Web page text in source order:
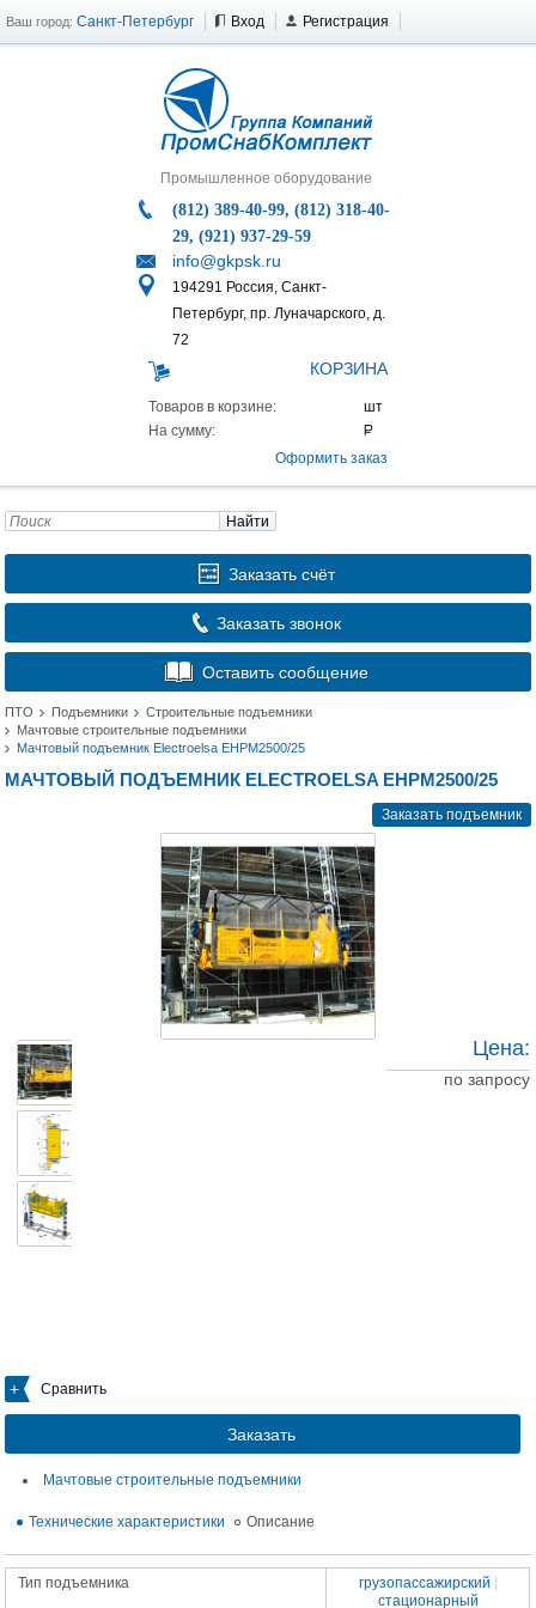
Ваш город: Санкт-Петербург Вход Регистрация
Промышленное оборудование
(812) 389-40-99, (812) 318-40-
29, (921) 937-29-59
info@gkpsk.ru
194291 Россия, Санкт-
Петербург, пр. Луначарского, д.
72
КОРЗИНА
Товаров в корзине:
На сумму:
Оформить заказ
Найти
Заказать счёт
Заказать звонок
Оставить сообщение
ПТО Подъемники
Строительные подъемники
Мачтовые строительные подъемники
Мачтовый подъемник Electroelsa EHPM2500/25
МАЧТОВЫЙ ПОДЪЕМНИК ELECTROELSA EHPM2500/25
Заказать подъемник
Сравнить
Заказать
Цена:
по запросу
Мачтовые строительные подъемники
Технические характеристики Описание
Тип подъемника грузопассажирский
стационарный